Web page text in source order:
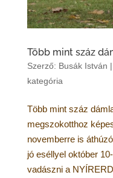
Több mint száz
Szerző: Busák István |
kategória
Több mint száz
megszokotthoz
novemberre is
jó eséllyel október
vadászni a